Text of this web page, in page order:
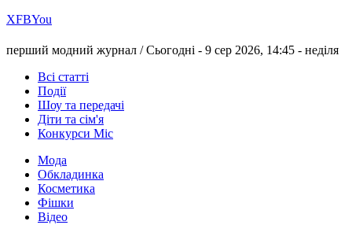
ХFBYou
перший модний журнал /Сьогодні - 9 сер 2026, 14:45 - неділя
Всі статті
Події
Шоу та передачі
Діти та сім'я
Конкурси Міс
Мода
Обкладинка
Косметика
Фішки
Відео